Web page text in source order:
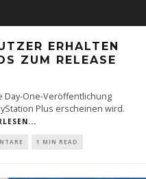
ERHALTEN
ZUM RELEASE
Day-One-Veröffentlichung
Plus erscheinen wird.
1 MIN READ